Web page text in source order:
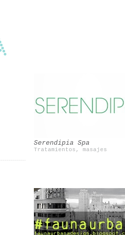
Serendipia Spa
Tratamientos, masajes
Casilda Y Jimena
Bobo choses